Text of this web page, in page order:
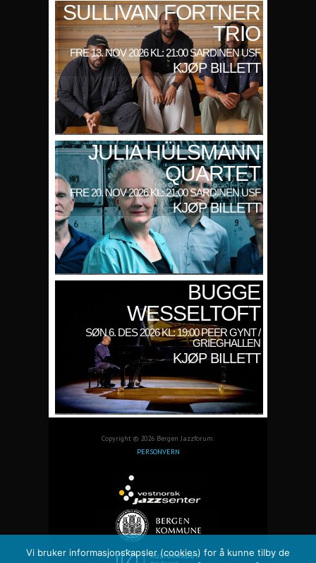
SULLIVAN FORTNER
TRIO
FRE 13. NOV 2026 KL: 21:00 SARDINEN USF
KJØP BILLETT
JULIA HÜLSMANN
QUARTET
FRE 20. NOV 2026 KL: 21:00 SARDINEN USF
KJØP BILLETT
BUGGE
WESSELTOFT
SØN 6. DES 2026 KL: 19:00 PEER GYNT /
GRIEGHALLEN
KJØP BILLETT
Copyright © 2026 Bergen Jazzforum.
PERSONVERN
Vi bruker informasjonskapsler (cookies) for å kunne tilby de